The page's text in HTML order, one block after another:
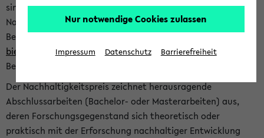
sind herzlich eingeladen sich mit Ihrer Abschlussarbeit beim
Nachhaltigkeitsbüro zu bewerben. Bitte nutzen Sie für Ihre
Bewerbung dieses Formular<https://formulare.uni-
bielefeld.de/frontend-server/form/provide/913/>. Die
Bewerbungsfrist endet am 30.09.2026.
Der Nachhaltigkeitspreis zeichnet herausragende
Abschlussarbeiten (Bachelor- oder Masterarbeiten) aus,
deren Forschungsgegenstand sich theoretisch oder
praktisch mit der Erforschung nachhaltiger Entwicklung
Nur notwendige Cookies zulassen
Impressum Datenschutz Barrierefreiheit